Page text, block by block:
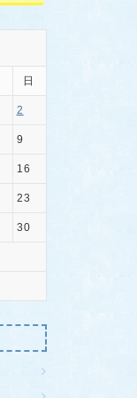
日
2
9
16
23
30